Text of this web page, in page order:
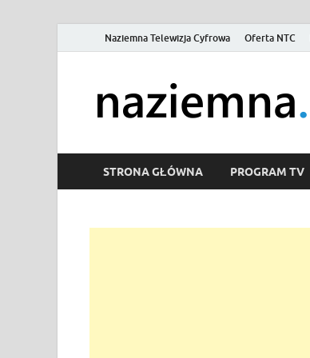
Naziemna Telewizja Cyfrowa Oferta NTC
STRONA GŁÓWNA PROGRAM TV